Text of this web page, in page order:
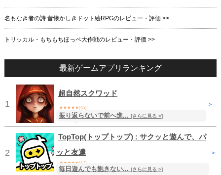
名もなき者の詩 昔懐かしきドット絵RPGのレビュー・評価 >>
トリッカル・もちもちほっペ大作戦のレビュー・評価 >>
最新ゲームアプリランキング
1
超自然スクワッド
＞
★★★★★(4.3)
無料/ アクション
振り返らないで前へ進... [さらに見る >]
2
TopTop(トップトップ) : サクッと遊んで、パ
ッと友達
＞
★★★★★(4.3)
無料/ ファミリー
毎日遊んでも飽きない... [さらに見る >]